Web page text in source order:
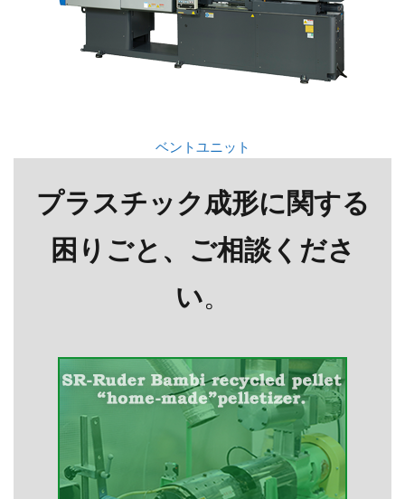
ベントユニット
プラスチック成形に関する
困りごと、ご相談くださ
い。